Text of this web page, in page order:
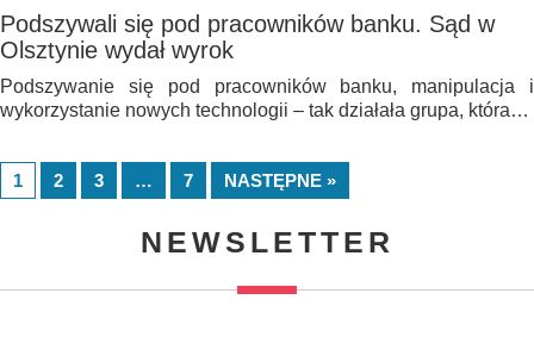
Podszywali się pod pracowników banku. Sąd w
Olsztynie wydał wyrok
Podszywanie się pod pracowników banku, manipulacja i
wykorzystanie nowych technologii – tak działała grupa, która…
1 2 3 … 7 NASTĘPNE »
NEWSLETTER